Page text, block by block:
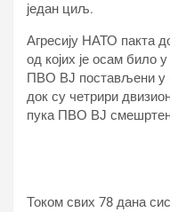
један циљ.
Агресију НАТО пакта
од којих је осам било
ПВО ВЈ постављени у
док су четрири
пука ПВО ВЈ
Током свих 78 дана